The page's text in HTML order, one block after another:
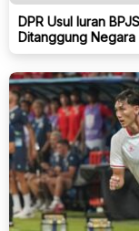
DPR Usul Iuran
Ditanggung Negara